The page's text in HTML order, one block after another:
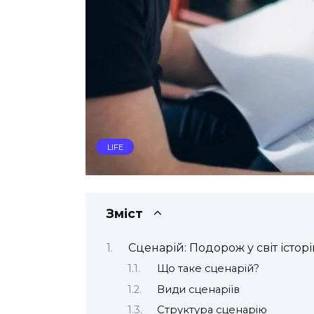
LIFE
Зміст
Сценарій: Подорож у світ
Що таке сценарій?
Види сценаріїв
Структура сценарію